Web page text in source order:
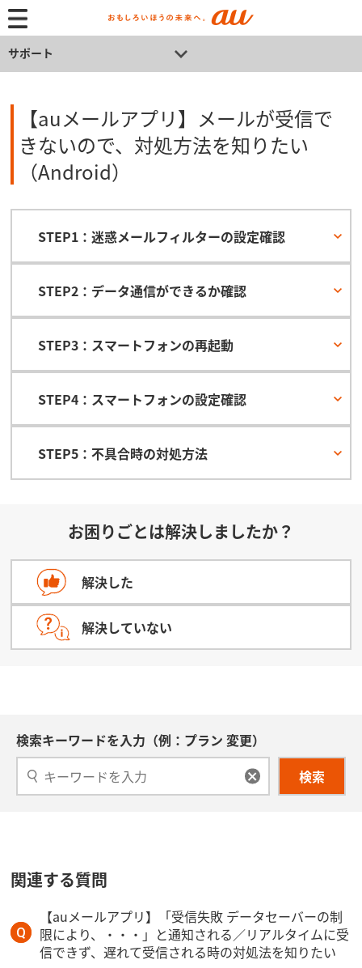
サポート
【auメールアプリ】メールが受信で
きないので、対処方法を知りたい
（Android）
STEP1：迷惑メールフィルターの設定確認
STEP2：データ通信ができるか確認
STEP3：スマートフォンの再起動
STEP4：スマートフォンの設定確認
STEP5：不具合時の対処方法
お困りごとは解決しましたか？
解決した
解決していない
検索キーワードを入力（例：プラン 変更）
検索
関連する質問
【auメールアプリ】「受信失敗 データセーバーの制
限により、・・・」と通知される／リアルタイムに受
信できず、遅れて受信される時の対処法を知りたい